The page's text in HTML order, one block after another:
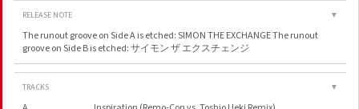
RELEASE NOTE ▼
The runout groove on Side A is etched: SIMON THE EXCHANGE The runout
groove on Side B is etched: サイモン ザ エクスチェンジ
TRACKS ▼